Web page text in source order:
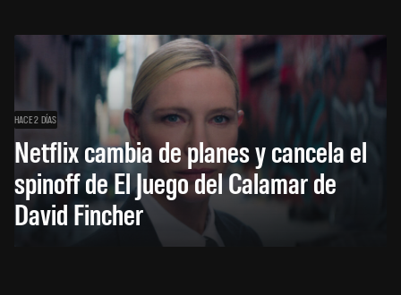
HACE 2 DÍAS
Netflix cambia de planes y cancela el
spinoff de El Juego del Calamar de
David Fincher